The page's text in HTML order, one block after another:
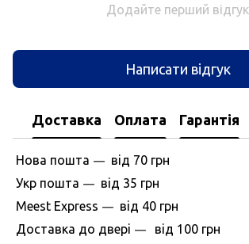
Додайте перший відгук
Написати відгук
Доставка Оплата Гарантія
Нова пошта — вiд 70 грн
Укр пошта — вiд 35 грн
Meest Express — вiд 40 грн
Доставка до дверi —вiд 100 грн